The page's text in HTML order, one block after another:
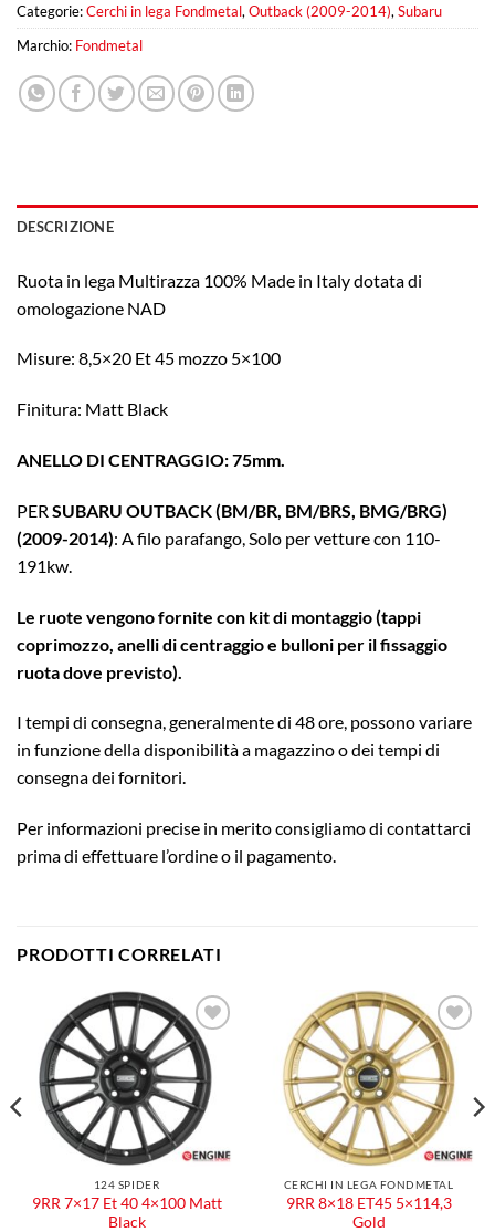
Categorie:Cerchi in lega Fondmetal, Outback (2009-2014), Subaru
Marchio: Fondmetal
DESCRIZIONE
Ruota in lega Multirazza 100% Made in Italy dotata di
omologazione NAD
Misure: 8,5×20 Et 45 mozzo 5×100
Finitura: Matt Black
ANELLO DI CENTRAGGIO: 75mm.
PER SUBARU OUTBACK (BM/BR, BM/BRS, BMG/BRG)
(2009-2014): A filo parafango, Solo per vetture con 110-
191kw.
Le ruote vengono fornite con kit di montaggio (tappi
coprimozzo, anelli di centraggio e bulloni per il fissaggio
ruota dove previsto).
I tempi di consegna, generalmente di 48 ore, possono variare
in funzione della disponibilità a magazzino o dei tempi di
consegna dei fornitori.
Per informazioni precise in merito consigliamo di contattarci
prima di effettuare l’ordine o il pagamento.
PRODOTTI CORRELATI
Aggiungi
alla lista
dei
desideri
124 SPIDER
9RR 7×17 Et 40 4×100 Matt
Black
Aggiungi
alla lista
dei
desideri
CERCHI IN LEGA FONDMETAL
9RR 8×18 ET45 5×114,3
Gold